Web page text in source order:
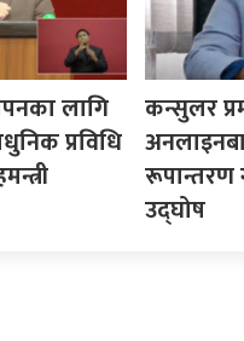
लागि
प्रविधि
कन्सुलर
रूपान्तरण
उद्घोष